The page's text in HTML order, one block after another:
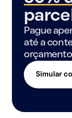
Pague
até a
orçamento
Simular